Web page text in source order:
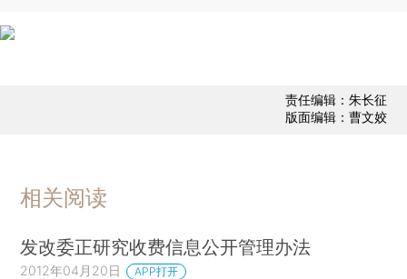
责任编辑：朱长征
版面编辑：曹文姣
相关阅读
发改委正研究收费信息公开管理办法
2012年04月20日 APP打开